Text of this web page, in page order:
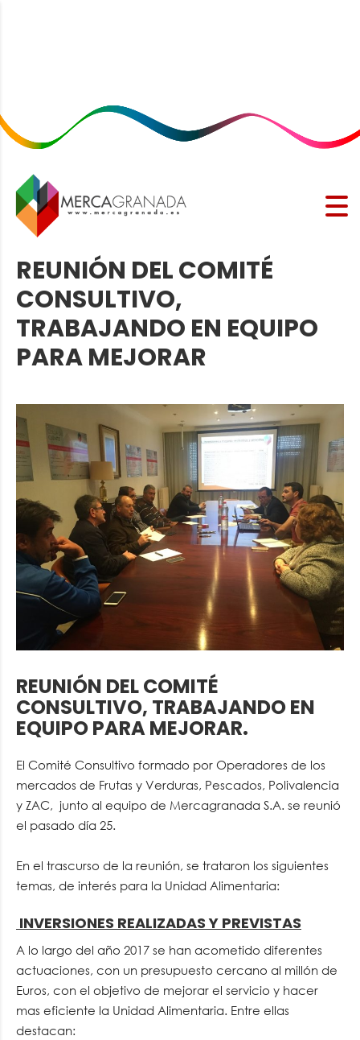
REUNIÓN DEL COMITÉ
CONSULTIVO,
TRABAJANDO EN EQUIPO
PARA MEJORAR
REUNIÓN DEL COMITÉ
CONSULTIVO, TRABAJANDO EN
EQUIPO PARA MEJORAR.
El Comité Consultivo formado por Operadores de los
mercados de Frutas y Verduras, Pescados, Polivalencia
y ZAC, junto al equipo de Mercagranada S.A. se reunió
el pasado día 25.
En el trascurso de la reunión, se trataron los siguientes
temas, de interés para la Unidad Alimentaria:
INVERSIONES REALIZADAS Y PREVISTAS
A lo largo del año 2017 se han acometido diferentes
actuaciones, con un presupuesto cercano al millón de
Euros, con el objetivo de mejorar el servicio y hacer
mas eficiente la Unidad Alimentaria. Entre ellas
destacan: